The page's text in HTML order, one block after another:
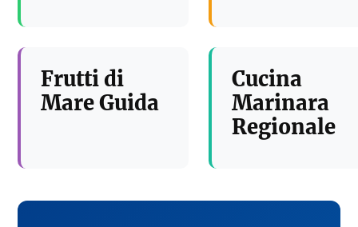
Frutti di
Mare Guida
Cucina
Marinara
Regionale